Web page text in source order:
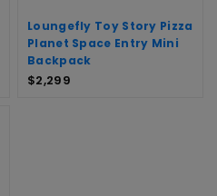
Loungefly Toy Story Pizza
Planet Space Entry Mini
Backpack
$2,299